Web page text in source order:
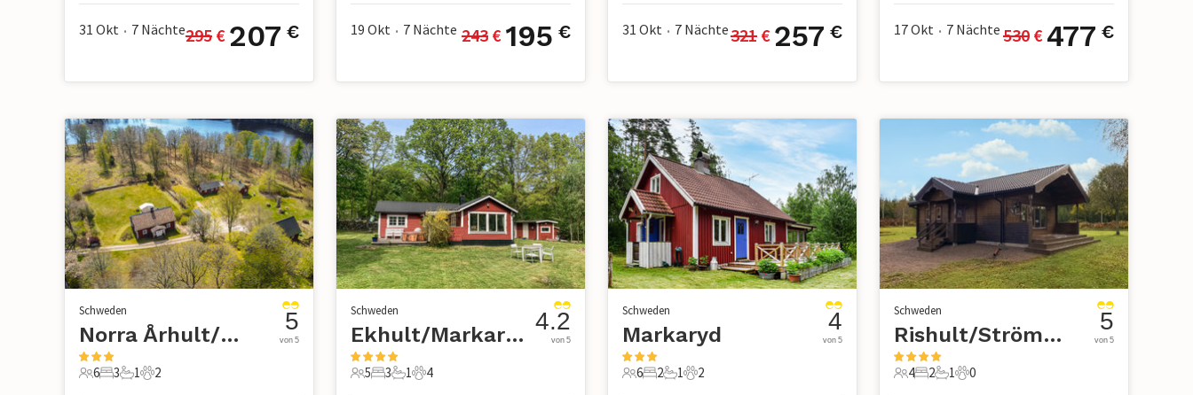
31 Okt • 7 Nächte295 € 207 € 19 Okt • 7 Nächte 243 € 195 € 31 Okt • 7 Nächte321 € 257 € 17 Okt • 7 Nächte 530 € 477 €
Schweden
Norra Århult/Markaryd
6 Gäste
6
3 Schlafzimmer
3
1 Badezimmer
1
2 Haustiere
2
5
von 5
Schweden
Ekhult/Markaryd
5 Gäste
5
3 Schlafzimmer
3
1 Badezimmer
1
4 Haustiere
4
4.2
von 5
Schweden
Markaryd
6 Gäste
6
2 Schlafzimmer
2
1 Badezimmer
1
2 Haustiere
2
4
von 5
Schweden
Rishult/Strömsnäsbruk
4 Gäste
4
2 Schlafzimmer
2
1 Badezimmer
1
0 Haustiere
0
5
von 5